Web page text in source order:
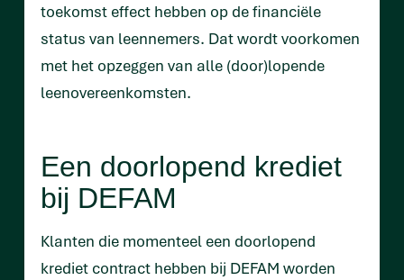
toekomst effect hebben op de financiële
status van leennemers. Dat wordt voorkomen
met het opzeggen van alle (door)lopende
leenovereenkomsten.
Een doorlopend krediet
bij DEFAM
Klanten die momenteel een doorlopend
krediet contract hebben bij DEFAM worden